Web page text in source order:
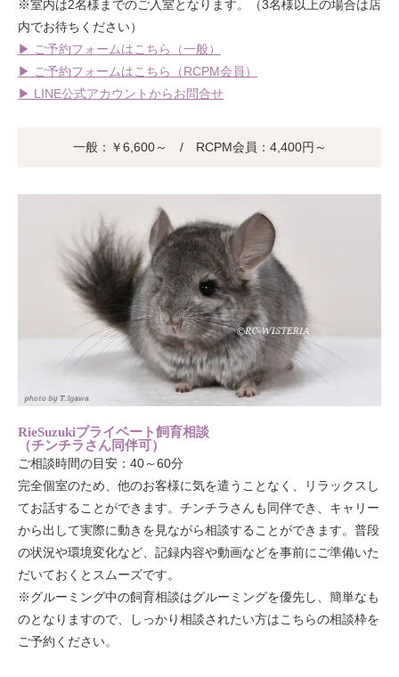
※室内は2名様までのご入室となります。（3名様以上の場合は店
内でお待ちください）
▶ ご予約フォームはこちら（一般）
▶ ご予約フォームはこちら（RCPM会員）
▶ LINE公式アカウントからお問合せ
一般：￥6,600～ / RCPM会員：4,400円～
RieSuzukiプライベート飼育相談
（チンチラさん同伴可）
ご相談時間の目安：40～60分
完全個室のため、他のお客様に気を遣うことなく、リラックスし
てお話することができます。チンチラさんも同伴でき、キャリー
から出して実際に動きを見ながら相談することができます。普段
の状況や環境変化など、記録内容や動画などを事前にご準備いた
だいておくとスムーズです。
※グルーミング中の飼育相談はグルーミングを優先し、簡単なも
のとなりますので、しっかり相談されたい方はこちらの相談枠を
ご予約ください。